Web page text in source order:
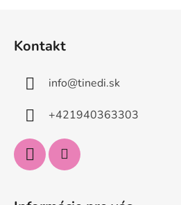
Kontakt
info@tinedi.sk
+421940363303